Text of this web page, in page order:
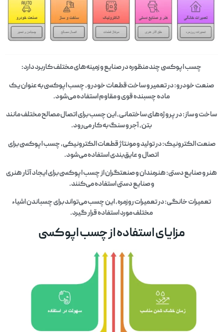
چسب اپوکسی چند منظوره در صنایع و زمینه‌های مختلف کاربرد دارد:
صنعت خودرو: در تعمیر و ساخت قطعات خودرو، چسب اپوکسی به عنوان یک
ماده چسبنده قوی و مقاوم استفاده می‌شود.
ساخت و ساز: در پروژه‌های ساختمانی، این چسب برای اتصال مصالح مختلف مانند
بتن، آجر و سنگ به کار می‌رود.
صنعت الکترونیک: در تولید و مونتاژ قطعات الکترونیکی، چسب اپوکسی برای
اتصال و عایق‌بندی استفاده می‌شود.
هنر و صنایع دستی: هنرمندان و صنعتگران از چسب اپوکسی برای ایجاد آثار هنری
و صنایع دستی استفاده می‌کنند.
تعمیرات خانگی: در تعمیرات روزمره، این چسب می‌تواند برای چسباندن اشیاء
مختلف مورد استفاده قرار گیرد.
مزایای استفاده از چسب اپوکسی